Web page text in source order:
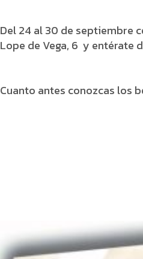
Del 24 al 30 de septiembre
Lope de Vega, 6 y entérate
Cuanto antes conozcas los